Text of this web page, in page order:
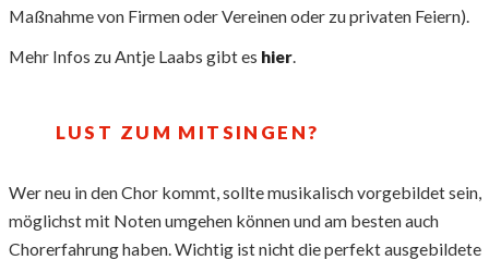
Maßnahme von Firmen oder Vereinen oder zu privaten Feiern).
Mehr Infos zu Antje Laabs gibt es hier.
LUST ZUM MITSINGEN?
Wer neu in den Chor kommt, sollte musikalisch vorgebildet sein,
möglichst mit Noten umgehen können und am besten auch
Chorerfahrung haben. Wichtig ist nicht die perfekt ausgebildete